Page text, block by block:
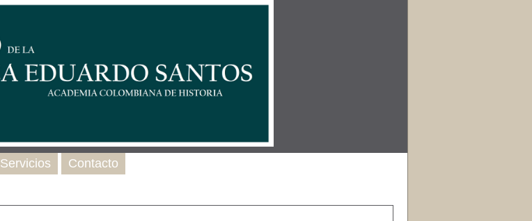
Servicios Contacto